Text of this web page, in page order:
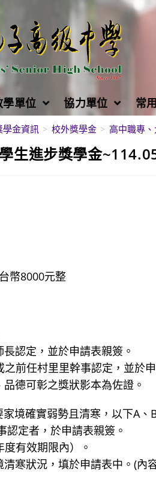
學單位 協力單位 常
學金資訊 > 校外獎學金 > 高中職專
生進步獎學金
幣8000元整
認定，並於申請表親簽。
前任村里里幹事認定，並於
德可彰之獎狀影本為佐證。
境確實弱勢且清寒，以下A、
認定者，於申請表親簽。
有效期限內）。
寒狀況，填於申請表中。(內